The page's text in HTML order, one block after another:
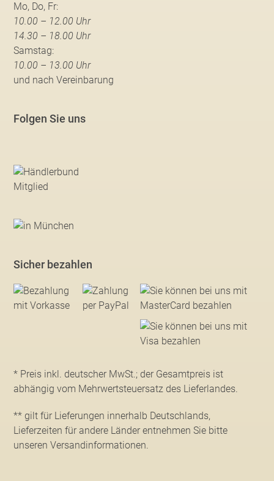
Mo, Do, Fr:
10.00 – 12.00 Uhr
14.30 – 18.00 Uhr
Samstag:
10.00 – 13.00 Uhr
und nach Vereinbarung
Folgen Sie uns
Sicher bezahlen
* Preis inkl. deutscher MwSt.; der Gesamtpreis ist
abhängig vom Mehrwertsteuersatz des Lieferlandes.
** gilt für Lieferungen innerhalb Deutschlands,
Lieferzeiten für andere Länder entnehmen Sie bitte
unseren Versandinformationen.